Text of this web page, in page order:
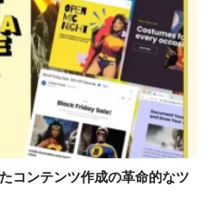
コンテンツ作成の革命的なツ